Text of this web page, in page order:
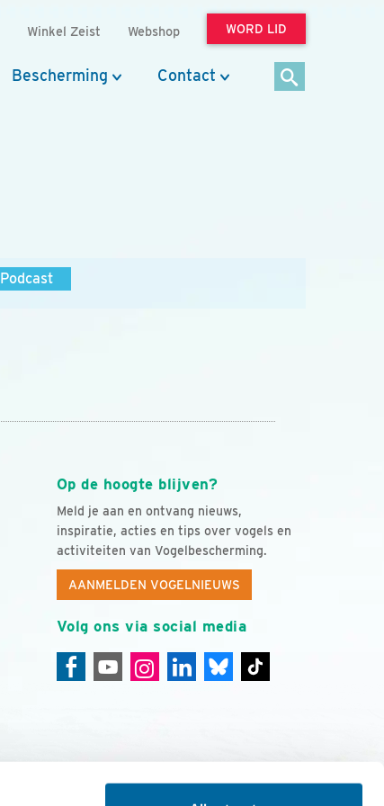
Winkel Zeist Webshop WORD LID
Bescherming Contact
Podcast
Op de hoogte blijven?
Meld je aan en ontvang nieuws,
inspiratie, acties en tips over vogels en
activiteiten van Vogelbescherming.
AANMELDEN VOGELNIEUWS
Volg ons via social media